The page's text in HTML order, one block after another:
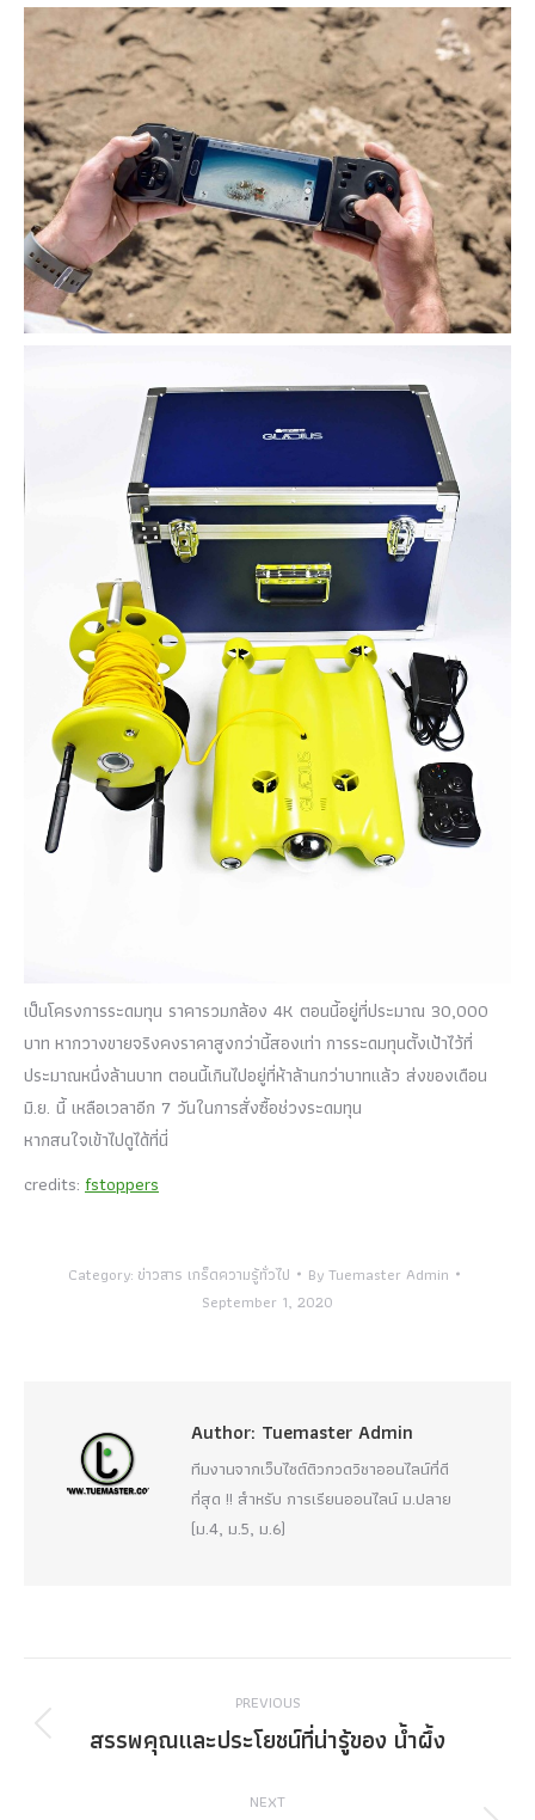
เป็นโครงการระดมทุน ราคารวมกล้อง 4K ตอนนี้อยู่ที่ประมาณ 30,000
บาท หากวางขายจริงคงราคาสูงกว่านี้สองเท่า การระดมทุนตั้งเป้าไว้ที่
ประมาณหนึ่งล้านบาท ตอนนี้เกินไปอยู่ที่ห้าล้านกว่าบาทแล้ว ส่งของเดือน
มิ.ย. นี้ เหลือเวลาอีก 7 วันในการสั่งซื้อช่วงระดมทุน
หากสนใจเข้าไปดูได้ที่นี่
credits: fstoppers
Category: ข่าวสาร เกร็ดความรู้ทั่วไป ByTuemaster Admin
September 1, 2020
Author: Tuemaster Admin
ทีมงานจากเว็บไซต์ติวกวดวิชาออนไลน์ที่ดี
ที่สุด !! สำหรับ การเรียนออนไลน์ ม.ปลาย
(ม.4, ม.5, ม.6)
navigation
PREVIOUS
Previous
สรรพคุณและประโยชน์ที่น่ารู้ของ น้ำผึ้ง
NEXT